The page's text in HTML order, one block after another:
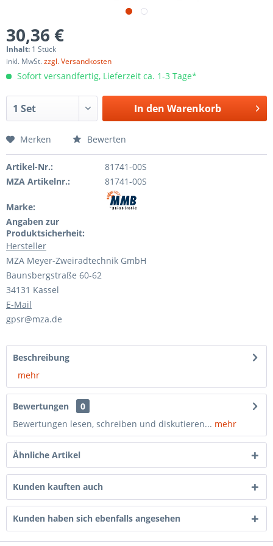
30,36 €
Inhalt: 1 Stück
inkl. MwSt.zzgl. Versandkosten
Sofort versandfertig, Lieferzeit ca. 1-3 Tage*
In den Warenkorb
Merken Bewerten
Artikel-Nr.:
81741-00S
MZA Artikelnr.:
81741-00S
Marke:
Angaben zur
Produktsicherheit:
Hersteller
MZA Meyer-Zweiradtechnik GmbH
Baunsbergstraße 60-62
34131 Kassel
E-Mail
gpsr@mza.de
Beschreibung
mehr
Bewertungen
0
Bewertungen lesen, schreiben und diskutieren... mehr
Ähnliche Artikel
Kunden kauften auch
Kunden haben sich ebenfalls angesehen